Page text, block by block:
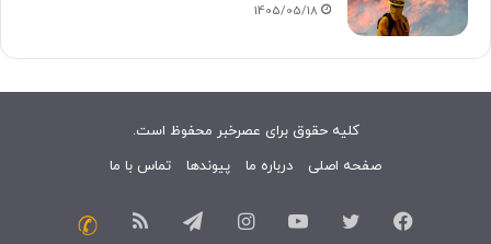
1405/05/18
کلیه حقوق برای عصرخبر محفوظ است.
صفحه اصلی
درباره ما پیوندها تماس با ما
فیسبوک توییتر یوتیوب اینستاگرامتلگرام خوراک